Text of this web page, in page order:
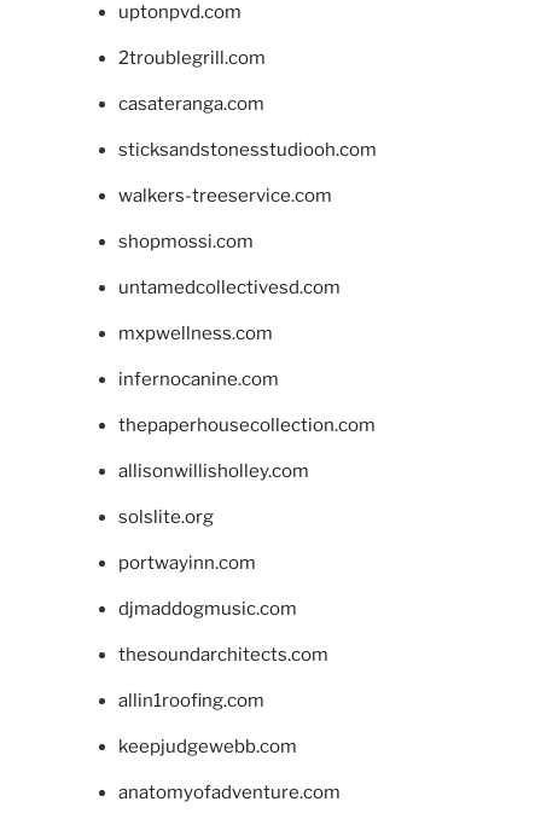
uptonpvd.com
2troublegrill.com
casateranga.com
sticksandstonesstudiooh.com
walkers-treeservice.com
shopmossi.com
untamedcollectivesd.com
mxpwellness.com
infernocanine.com
thepaperhousecollection.com
allisonwillisholley.com
solslite.org
portwayinn.com
djmaddogmusic.com
thesoundarchitects.com
allin1roofing.com
keepjudgewebb.com
anatomyofadventure.com